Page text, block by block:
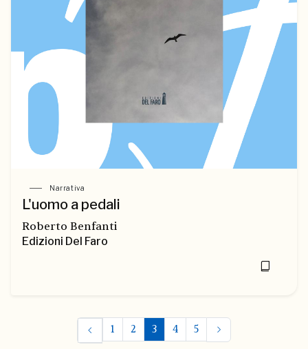
Narrativa
L'uomo a pedali
Roberto Benfanti
Edizioni Del Faro
1 2 3 4 5